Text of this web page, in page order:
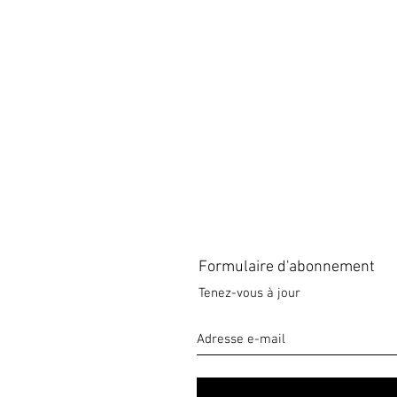
Formulaire d'abonnement
Tenez-vous à jour